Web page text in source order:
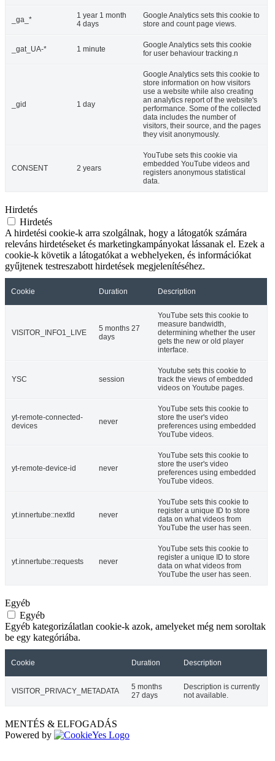
_ga_*
1 year 1 month
4 days
Google Analytics sets this cookie to
store and count page views.
_gat_UA-* 1 minute
Google Analytics sets this cookie
for user behaviour tracking.n
_gid 1 day
Google Analytics sets this cookie to
store information on how visitors
use a website while also creating
an analytics report of the website's
performance. Some of the collected
data includes the number of
visitors, their source, and the pages
they visit anonymously.
CONSENT 2 years
YouTube sets this cookie via
embedded YouTube videos and
registers anonymous statistical
data.
Hirdetés
Hirdetés
A hirdetési cookie-k arra szolgálnak, hogy a látogatók számára
releváns hirdetéseket és marketingkampányokat lássanak el. Ezek a
cookie-k követik a látogatókat a webhelyeken, és információkat
gyűjtenek testreszabott hirdetések megjelenítéséhez.
Cookie Duration Description
VISITOR_INFO1_LIVE
5 months 27
days
YouTube sets this cookie to
measure bandwidth,
determining whether the user
gets the new or old player
interface.
YSC session
Youtube sets this cookie to
track the views of embedded
videos on Youtube pages.
yt-remote-connected-
devices
never
YouTube sets this cookie to
store the user's video
preferences using embedded
YouTube videos.
yt-remote-device-id never
YouTube sets this cookie to
store the user's video
preferences using embedded
YouTube videos.
yt.innertube::nextId never
YouTube sets this cookie to
register a unique ID to store
data on what videos from
YouTube the user has seen.
yt.innertube::requests never
YouTube sets this cookie to
register a unique ID to store
data on what videos from
YouTube the user has seen.
Egyéb
Egyéb
Egyéb kategorizálatlan cookie-k azok, amelyeket még nem soroltak
be egy kategóriába.
Cookie Duration Description
VISITOR_PRIVACY_METADATA
5 months
27 days
Description is currently
not available.
MENTÉS & ELFOGADÁS
Powered by